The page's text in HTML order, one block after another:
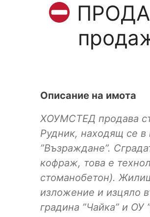
Описание на имота
ХОУМСТЕД продава
Рудник, находящ се в
”Възраждане”.
кофраж, това е
стоманобетон).
изложение и изцяло
градина ”Чайка” и ОУ